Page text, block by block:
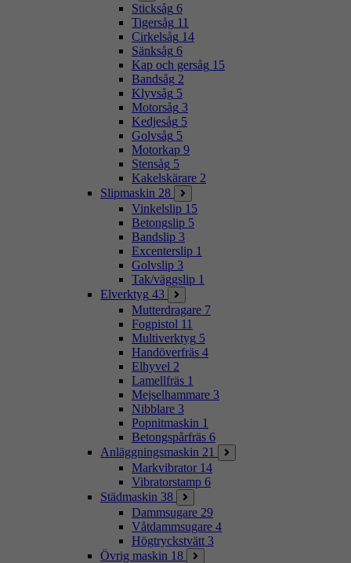
Sticksåg 6
Tigersåg 11
Cirkelsåg 14
Sänksåg 6
Kap och gersåg 15
Bandsåg 2
Klyvsåg 5
Motorsåg 3
Kedjesåg 5
Golvsåg 5
Motorkap 9
Stensåg 5
Kakelskärare 2
Slipmaskin 28
Vinkelslip 15
Betongslip 5
Bandslip 3
Excenterslip 1
Golvslip 3
Tak/väggslip 1
Elverktyg 43
Mutterdragare 7
Fogpistol 11
Multiverktyg 5
Handöverfräs 4
Elhyvel 2
Lamellfräs 1
Mejselhammare 3
Nibblare 3
Popnitmaskin 1
Betongspårfräs 6
Anläggningsmaskin 21
Markvibrator 14
Vibratorstamp 6
Städmaskin 38
Dammsugare 29
Våtdammsugare 4
Högtryckstvätt 3
Övrig maskin 18